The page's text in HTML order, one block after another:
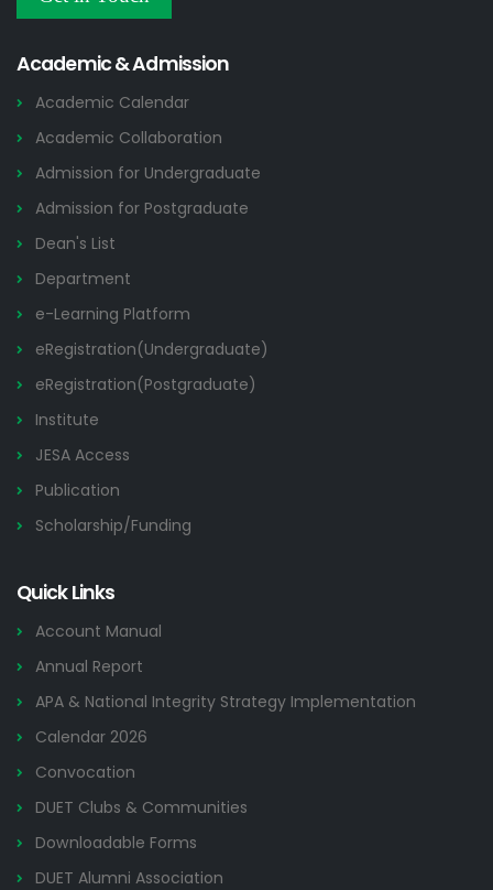
2026
Academic & Admission
Academic Calendar
Academic Collaboration
Admission for Undergraduate
Admission for Postgraduate
Dean's List
Department
e-Learning Platform
eRegistration(Undergraduate)
eRegistration(Postgraduate)
Institute
JESA Access
Publication
Scholarship/Funding
Quick Links
Account Manual
Annual Report
APA & National Integrity Strategy Implementation
Calendar 2026
Convocation
DUET Clubs & Communities
Downloadable Forms
DUET Alumni Association